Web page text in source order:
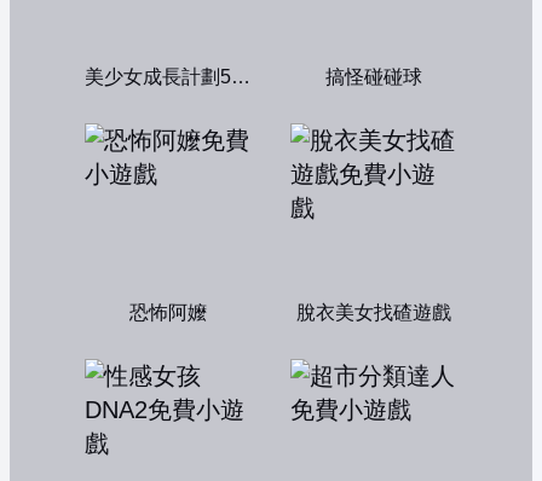
美少女成長計劃5.2中文版 搞怪碰碰球
恐怖阿嬤 脫衣美女找碴遊戲